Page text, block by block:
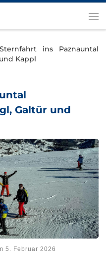
Sternfahrt ins Paznauntal
Kappl
Galtür und
5. Februar 2026